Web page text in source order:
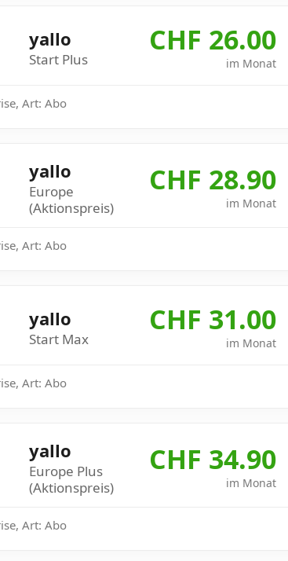
yallo
Start Plus
CHF 26.00
im Monat
Art: Abo
yallo
Europe
(Aktionspreis)
CHF 28.90
im Monat
Art: Abo
yallo
Start Max
CHF 31.00
im Monat
Art: Abo
yallo
Europe Plus
(Aktionspreis)
CHF 34.90
im Monat
Art: Abo